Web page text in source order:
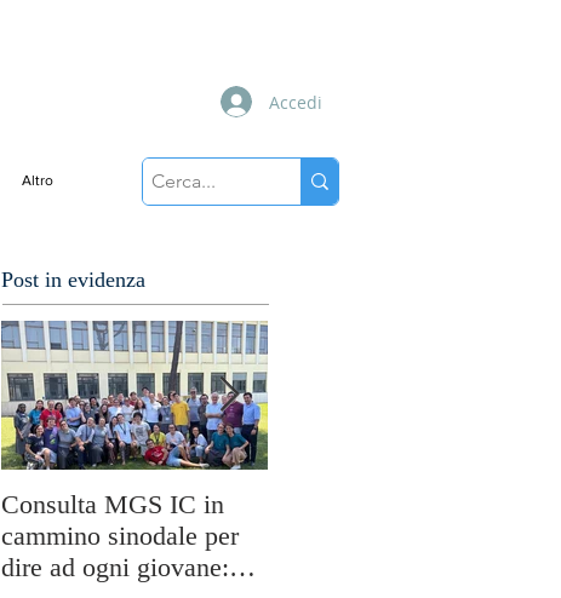
Altro
Accedi
Post in evidenza
Consulta MGS IC in
cammino sinodale per
dire ad ogni giovane: